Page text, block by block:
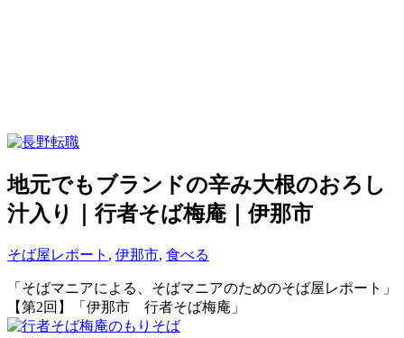
地元でもブランドの辛み大根のおろし
汁入り｜行者そば梅庵｜伊那市
そば屋レポート , 伊那市, 食べる
「そばマニアによる、そばマニアのためのそば屋レポート」
【第2回】「伊那市 行者そば梅庵」